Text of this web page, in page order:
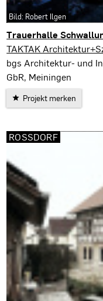
Trauerhalle
Schwallungen
TAKTAK
bgs Architektur- und
GbR, Meiningen
Projekt merken
Bild: Robert Ilgen
ROSSDORF